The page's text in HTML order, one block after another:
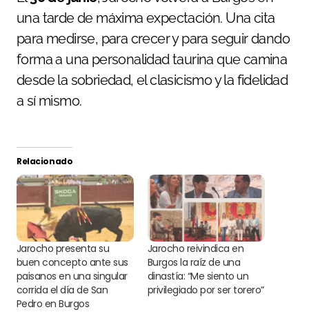
una tarde de máxima expectación. Una cita
para medirse, para crecer y para seguir dando
forma a una personalidad taurina que camina
desde la sobriedad, el clasicismo y la fidelidad
a sí mismo.
Relacionado
Jarocho presenta su
buen concepto ante sus
paisanos en una singular
corrida el día de San
Pedro en Burgos
Jarocho reivindica en
Burgos la raíz de una
dinastía: “Me siento un
privilegiado por ser torero”